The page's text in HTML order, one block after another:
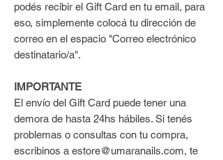
podés recibir el Gift Card en tu email, para
eso, simplemente colocá tu dirección de
correo en el espacio "Correo electrónico
destinatario/a".
IMPORTANTE
El envío del Gift Card puede tener una
demora de hasta 24hs hábiles. Si tenés
problemas o consultas con tu compra,
escribinos a estore@umaranails.com, te